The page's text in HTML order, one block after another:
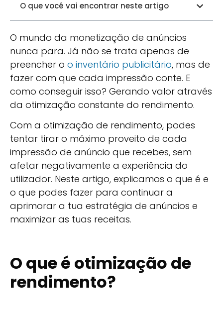
O que você vai encontrar neste artigo
O mundo da monetização de anúncios
nunca para. Já não se trata apenas de
preencher o o inventário publicitário, mas de
fazer com que cada impressão conte. E
como conseguir isso? Gerando valor através
da otimização constante do rendimento.
Com a otimização de rendimento, podes
tentar tirar o máximo proveito de cada
impressão de anúncio que recebes, sem
afetar negativamente a experiência do
utilizador. Neste artigo, explicamos o que é e
o que podes fazer para continuar a
aprimorar a tua estratégia de anúncios e
maximizar as tuas receitas.
O que é otimização de
rendimento?